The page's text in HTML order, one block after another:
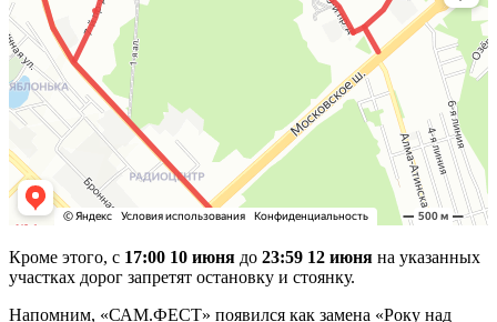
Кроме этого, с 17:00 10 июня до 23:59 12 июня на указанных
участках дорог запретят остановку и стоянку.
Напомним, «САМ.ФЕСТ» появился как замена «Року над